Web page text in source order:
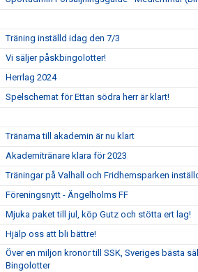
Träning inställd idag den 7/3
Vi säljer påskbingolotter!
Herrlag 2024
Spelschemat för Ettan södra herr är klart!
Tränarna till akademin är nu klart
Akademitränare klara för 2023
Träningar på Valhall och Fridhemsparken
Föreningsnytt - Ängelholms FF
Mjuka paket till jul, köp Gutz och stötta ert lag!
Hjälp oss att bli bättre!
Över en miljon kronor till SSK, Sveriges bästa
Bingolotter